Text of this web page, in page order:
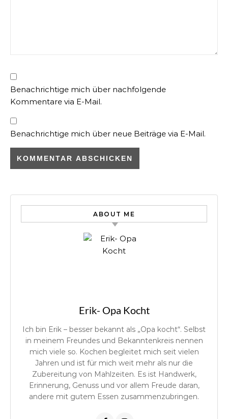
Benachrichtige mich über nachfolgende
Kommentare via E-Mail.
Benachrichtige mich über neue Beiträge via E-Mail.
ABOUT ME
Erik- Opa Kocht
Ich bin Erik – besser bekannt als „Opa kocht“. Selbst
in meinem Freundes und Bekanntenkreis nennen
mich viele so. Kochen begleitet mich seit vielen
Jahren und ist für mich weit mehr als nur die
Zubereitung von Mahlzeiten. Es ist Handwerk,
Erinnerung, Genuss und vor allem Freude daran,
andere mit gutem Essen zusammenzubringen.